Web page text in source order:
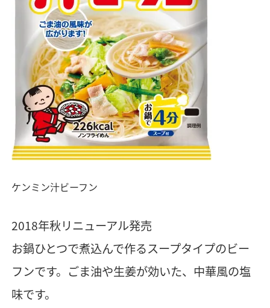
ケンミン汁ビーフン
2018年秋リニューアル発売
お鍋ひとつで煮込んで作るスープタイプのビー
フンです。ごま油や生姜が効いた、中華風の塩
味です。